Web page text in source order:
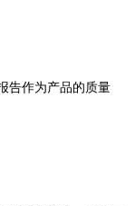
告作为产品的质量